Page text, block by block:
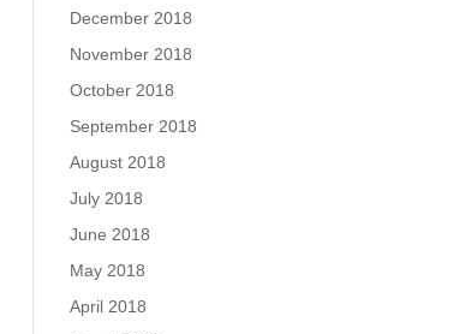
December 2018
November 2018
October 2018
September 2018
August 2018
July 2018
June 2018
May 2018
April 2018